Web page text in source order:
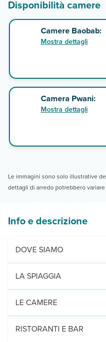
Disponibilità camere
Camere Baobab:
Mostra dettagli
Camera Pwani:
Mostra dettagli
Le immagini sono solo illustrative
dettagli di arredo potrebbero
Info e descrizione
DOVE SIAMO
sulla spiaggia di Kiwengwa,
LA SPIAGGIA
ampia spiaggia di finissima
LE CAMERE
100 camere, fra cui
RISTORANTI E BAR